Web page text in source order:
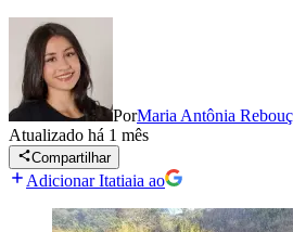
PorMaria Antônia
Atualizado há 1 mês
Compartilhar
Adicionar Itatiaia ao